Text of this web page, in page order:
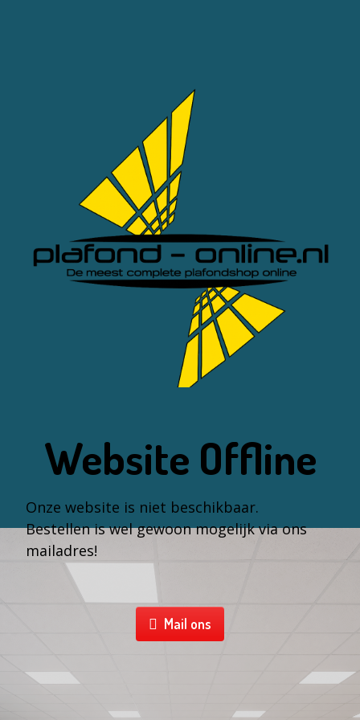
Website Offline
Onze website is niet beschikbaar.
Bestellen is wel gewoon mogelijk via ons
mailadres!
Mail ons